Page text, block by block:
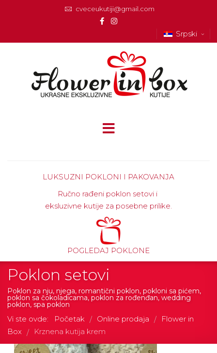
cveceukutiji@gmail.com
Srpski
LUKSUZNI POKLONI I PAKOVANJA
Ručno rađeni poklon setovi i
eksluzivne kutije za posebne prilike.
POGLEDAJ POKLONE
Poklon setovi
Poklon za nju, njega, romantični poklon, pokloni sa pićem,
poklon sa čokoladicama, poklon za rođenđan, wedding
poklon, spa poklon
Vi ste ovde: Početak / Online prodaja /
Flower in
Box / Krznena kutija krem